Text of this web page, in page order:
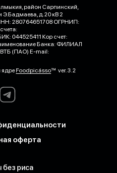
район Сарпинский,
Э.Бадмаева, д.20 кВ 2
280764651708 ОГРНИП:
044525411 Кор счет:
Банка: ФИЛИАЛ
(ПАО) E-mail:
ядреFoodpicássover. 3.2
оферта
риса